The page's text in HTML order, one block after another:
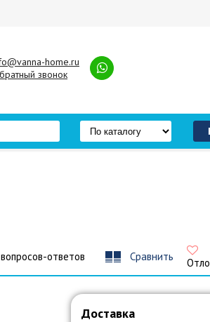
home.ru
звонок
ответов Сравнить
Доставка